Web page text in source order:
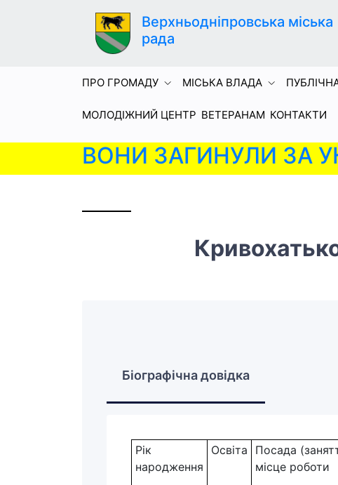
Верхньодніпровська міська
рада
ПРО ГРОМАДУ МІСЬКА ВЛАДА
МОЛОДІЖНИЙ ЦЕНТР ВЕТЕРАНАМ КОНТАКТИ
ВОНИ ЗАГИНУЛИ ЗА
Біографічна довідка
Рік
народження
Освіта
Посада
місце роботи